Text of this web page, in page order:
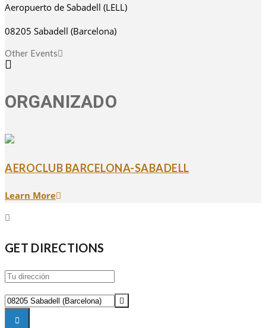
Aeropuerto de Sabadell (LELL)
08205 Sabadell (Barcelona)
Other Events
ORGANIZADO
AEROCLUB BARCELONA-SABADELL
Learn More
GET DIRECTIONS
Address
-
LXVI
VUELTA
AÉREA
Destination
Address